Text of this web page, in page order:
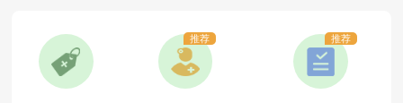
推荐 推荐